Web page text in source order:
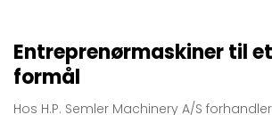
Entreprenørmaskiner til
formål
Hos H.P. Semler Machinery A/S